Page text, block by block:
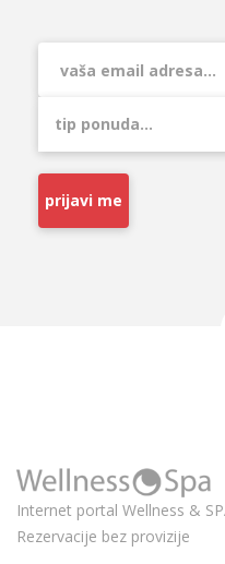
prijavi me
Internet portal Wellness &
Rezervacije bez provizije